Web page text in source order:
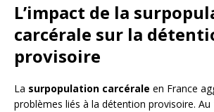
L’impact de la
carcérale sur la
provisoire
La surpopulation carcérale en France
problèmes liés à la détention provisoire. Au